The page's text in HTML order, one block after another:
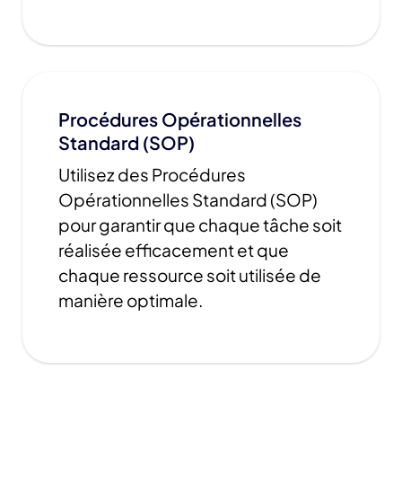
Procédures Opérationnelles
Standard (SOP)
Utilisez des Procédures
Opérationnelles Standard (SOP)
pour garantir que chaque tâche soit
réalisée efficacement et que
chaque ressource soit utilisée de
manière optimale.